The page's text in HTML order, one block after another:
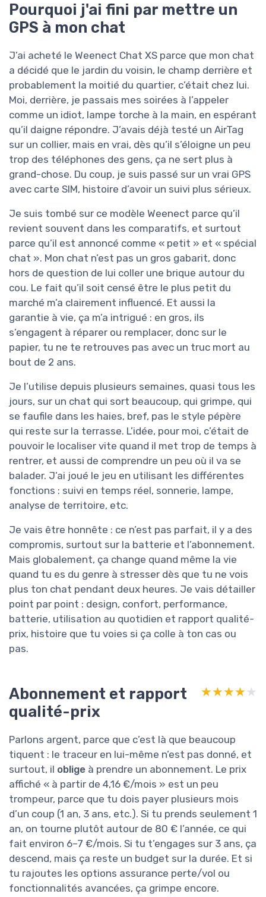
Pourquoi j'ai fini par mettre un
GPS à mon chat
J’ai acheté le Weenect Chat XS parce que mon chat
a décidé que le jardin du voisin, le champ derrière et
probablement la moitié du quartier, c’était chez lui.
Moi, derrière, je passais mes soirées à l’appeler
comme un idiot, lampe torche à la main, en espérant
qu’il daigne répondre. J’avais déjà testé un AirTag
sur un collier, mais en vrai, dès qu’il s’éloigne un peu
trop des téléphones des gens, ça ne sert plus à
grand-chose. Du coup, je suis passé sur un vrai GPS
avec carte SIM, histoire d’avoir un suivi plus sérieux.
Je suis tombé sur ce modèle Weenect parce qu’il
revient souvent dans les comparatifs, et surtout
parce qu’il est annoncé comme « petit » et « spécial
chat ». Mon chat n’est pas un gros gabarit, donc
hors de question de lui coller une brique autour du
cou. Le fait qu’il soit censé être le plus petit du
marché m’a clairement influencé. Et aussi la
garantie à vie, ça m’a intrigué : en gros, ils
s’engagent à réparer ou remplacer, donc sur le
papier, tu ne te retrouves pas avec un truc mort au
bout de 2 ans.
Je l’utilise depuis plusieurs semaines, quasi tous les
jours, sur un chat qui sort beaucoup, qui grimpe, qui
se faufile dans les haies, bref, pas le style pépère
qui reste sur la terrasse. L’idée, pour moi, c’était de
pouvoir le localiser vite quand il met trop de temps à
rentrer, et aussi de comprendre un peu où il va se
balader. J’ai joué le jeu en utilisant les différentes
fonctions : suivi en temps réel, sonnerie, lampe,
analyse de territoire, etc.
Je vais être honnête : ce n’est pas parfait, il y a des
compromis, surtout sur la batterie et l’abonnement.
Mais globalement, ça change quand même la vie
quand tu es du genre à stresser dès que tu ne vois
plus ton chat pendant deux heures. Je vais détailler
point par point : design, confort, performance,
batterie, utilisation au quotidien et rapport qualité-
prix, histoire que tu voies si ça colle à ton cas ou
pas.
Abonnement et rapport
qualité-prix
★★★★★
★★★★★
Parlons argent, parce que c’est là que beaucoup
tiquent : le traceur en lui-même n’est pas donné, et
surtout, il oblige à prendre un abonnement. Le prix
affiché « à partir de 4,16 €/mois » est un peu
trompeur, parce que tu dois payer plusieurs mois
d’un coup (1 an, 3 ans, etc.). Si tu prends seulement 1
an, on tourne plutôt autour de 80 € l’année, ce qui
fait environ 6–7 €/mois. Si tu t’engages sur 3 ans, ça
descend, mais ça reste un budget sur la durée. Et si
tu rajoutes les options assurance perte/vol ou
fonctionnalités avancées, ça grimpe encore.